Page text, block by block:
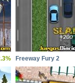
Freeway Fury 2